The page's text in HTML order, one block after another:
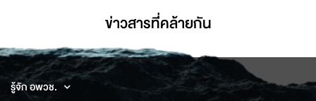
ข่าวสารที่่คล้ายกัน
รู้จัก อพวช.